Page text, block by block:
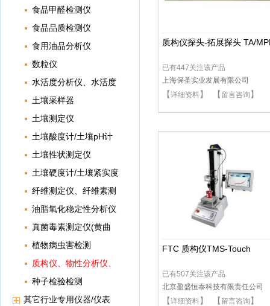
食品甲醛检测仪
食品品质检测仪
食用油品分析仪
数粒仪
水活度分析仪、水活度
仪 土壤采样器
土壤测定仪
土壤酸度计/土壤pH计
土壤性状测定仪
土壤硬度计/土壤紧实度
仪 纤维测定仪、纤维素测
定仪、纤维分析仪
油脂氧化稳定性分析仪
真菌毒素测定仪(黄曲
霉毒素)
植物病虫害检测
质构仪、物性分析仪、
组织分析仪
种子检验检测
其它行业专用仪器/仪表
质构仪探头-拓展探头 TA/
已有447关注该产品
上海保圣实业发展有限公司
【详细资料】 【 留言咨询 】
FTC 质构仪TMS-Touch
已有507关注该产品
北京盈盛恒泰科技有限责任公司
【详细资料】 【 留言咨询 】